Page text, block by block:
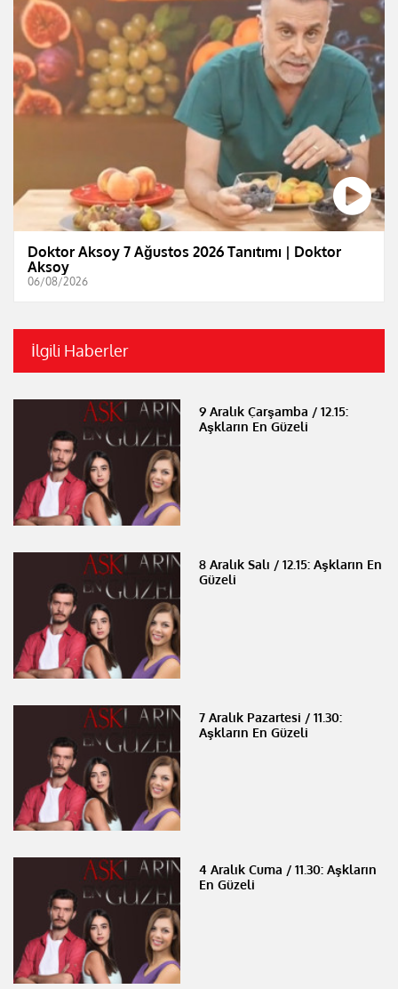
Doktor Aksoy 7 Ağustos 2026 Tanıtımı | Doktor
Aksoy
06/08/2026
İlgili Haberler
9 Aralık Çarşamba / 12.15:
Aşkların En Güzeli
8 Aralık Salı / 12.15: Aşkların En
Güzeli
7 Aralık Pazartesi / 11.30:
Aşkların En Güzeli
4 Aralık Cuma / 11.30: Aşkların
En Güzeli